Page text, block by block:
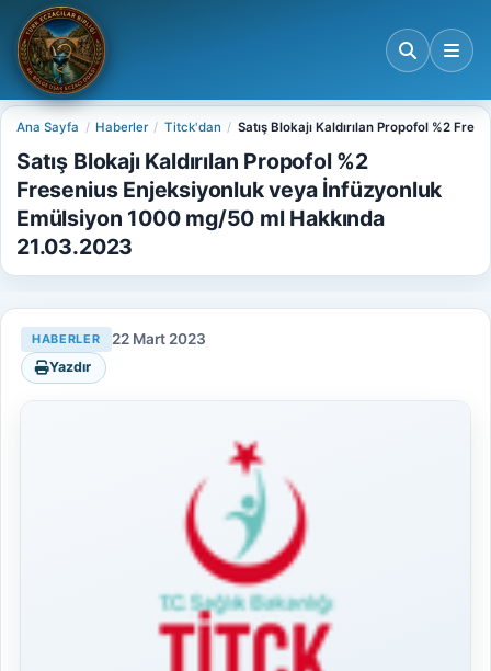
Ana Sayfa Haberler Titck'dan Satış Blokajı Kaldırılan Propofol %2
Satış Blokajı Kaldırılan Propofol %2
Fresenius Enjeksiyonluk veya İnfüzyonluk
Emülsiyon 1000 mg/50 ml Hakkında
21.03.2023
HABERLER 22 Mart 2023
Yazdır